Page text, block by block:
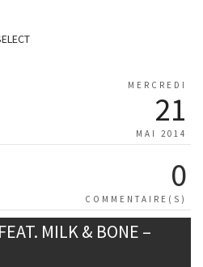
MERCREDI
21
MAI 2014
0
COMMENTAIRE(S)
MILK & BONE –